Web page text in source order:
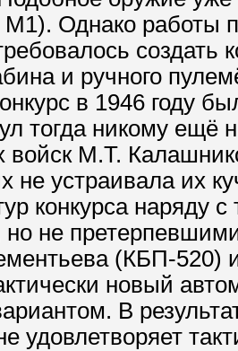
Однако работы
создать
и ручного
в 1946 году
тогда никому ещё
войск М.Т.
не устраивала их
конкурса наряду
не
(КБП-520)
новый
В
удовлетворяет